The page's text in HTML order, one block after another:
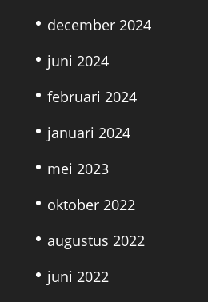
december 2024
juni 2024
februari 2024
januari 2024
mei 2023
oktober 2022
augustus 2022
juni 2022